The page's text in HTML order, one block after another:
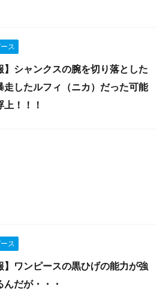
ス
】シャンクスの腕を切り落とした
走したルフィ（ニカ）だった可能
上！！！
ス
】ワンピースの黒ひげの能力が強
んだが・・・